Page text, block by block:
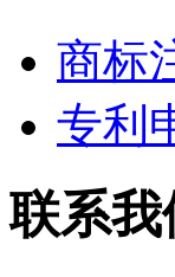
商标
专利
联系我